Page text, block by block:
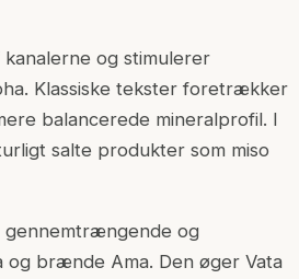
og stimulerer
Klassiske tekster foretrækker
balancerede mineralprofil. I
salte produkter som miso
gennemtrængende og
brænde Ama. Den øger Vata